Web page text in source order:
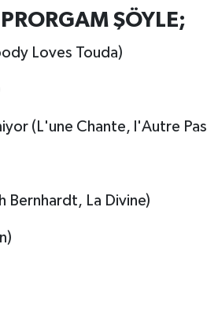
ŞÖYLE;
Loves Touda)
(L'une Chante, l'Autre
Bernhardt, La Divine)